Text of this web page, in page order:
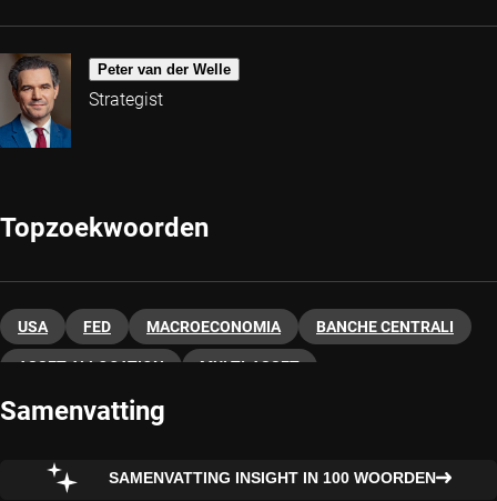
Peter van der Welle
Strategist
Topzoekwoorden
USA FED MACROECONOMIA BANCHE CENTRALI
ASSET ALLOCATION MULTI-ASSET
Samenvatting
SAMENVATTING INSIGHT IN 100 WOORDEN